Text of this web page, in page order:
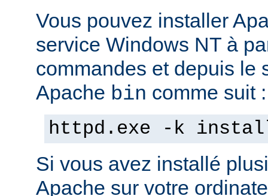
Vous pouvez installer
service Windows NT à
commandes et depuis le
Apache bin comme suit :
httpd.exe -k
Si vous avez installé
Apache sur votre